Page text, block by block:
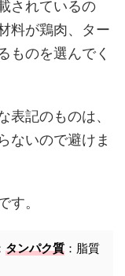
されているの
料が鶏肉、ター
ものを選んでく
表記のものは、
ないので避けま
す。
タンパク質：脂質